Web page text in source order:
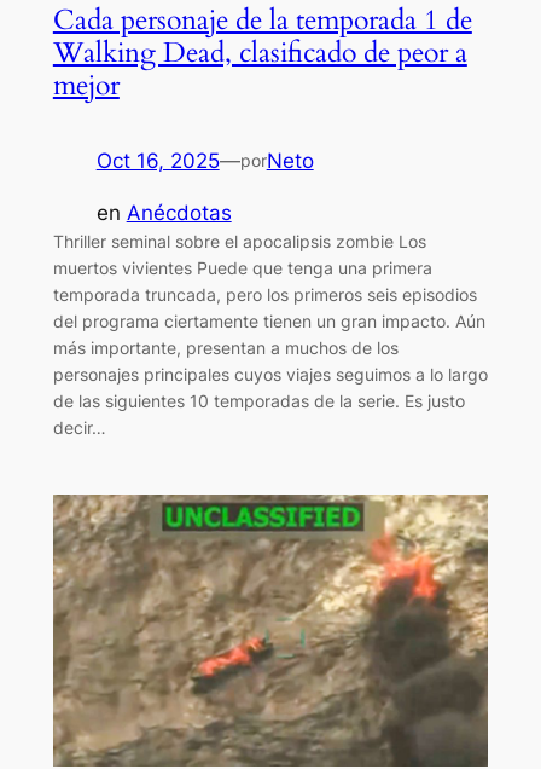
Cada personaje de la temporada 1 de
Walking Dead, clasificado de peor a
mejor
Oct 16, 2025—porNeto
en Anécdotas
Thriller seminal sobre el apocalipsis zombie Los
muertos vivientes Puede que tenga una primera
temporada truncada, pero los primeros seis episodios
del programa ciertamente tienen un gran impacto. Aún
más importante, presentan a muchos de los
personajes principales cuyos viajes seguimos a lo largo
de las siguientes 10 temporadas de la serie. Es justo
decir…